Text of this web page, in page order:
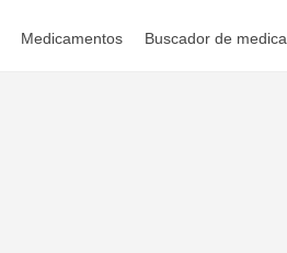
Medicamentos Buscador de